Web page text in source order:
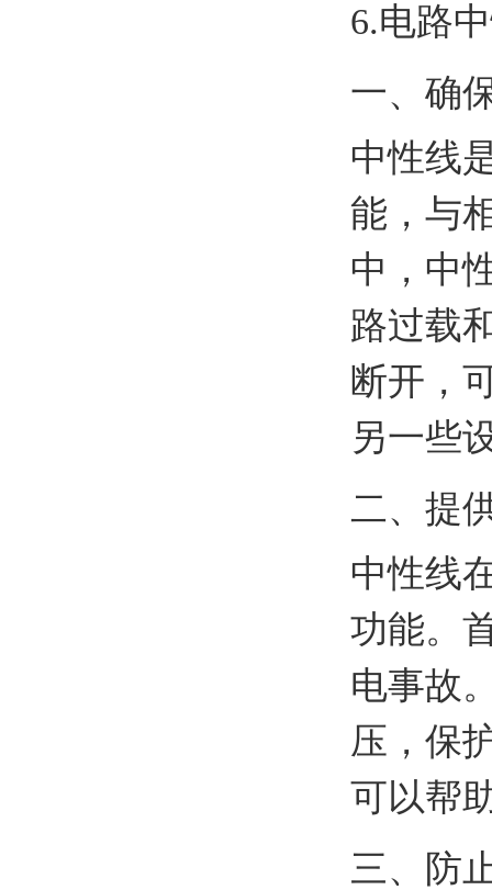
6.电路
一、确
中性线
能，与
中，中
路过载
断开，
另一些
二、提
中性线
功能。
电事故
压，保
可以帮
三、防